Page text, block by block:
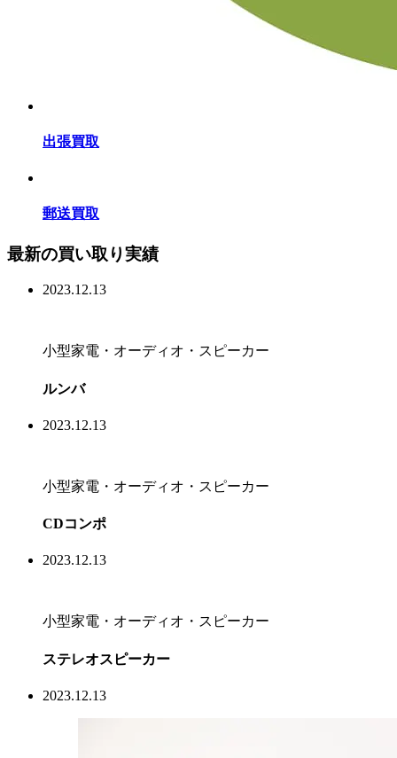
出張買取
郵送買取
最新の買い取り実績
2023.12.13
小型家電・オーディオ・スピーカー
ルンバ
2023.12.13
小型家電・オーディオ・スピーカー
CDコンポ
2023.12.13
小型家電・オーディオ・スピーカー
ステレオスピーカー
2023.12.13